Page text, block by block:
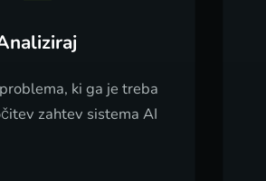
ki ga je treba
zahtev sistema AI